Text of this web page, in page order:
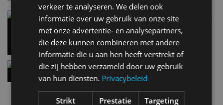
Carbon fibre op je laadkabel: nergens voor nodig,
en precies daarom geweldig
5 aug
Hennessey Blackbird krijgt atmosferische V8 en
handbak: soms is eenvoud leuker
verkeer te analyseren. We delen ook
informatie over uw gebruik van onze site
met onze advertentie- en analysepartners,
die deze kunnen combineren met andere
informatie die u aan hen heeft verstrekt of
die zij hebben verzameld door uw gebruik
van hun diensten. Privacybeleid
Strikt
Prestatie Targeting